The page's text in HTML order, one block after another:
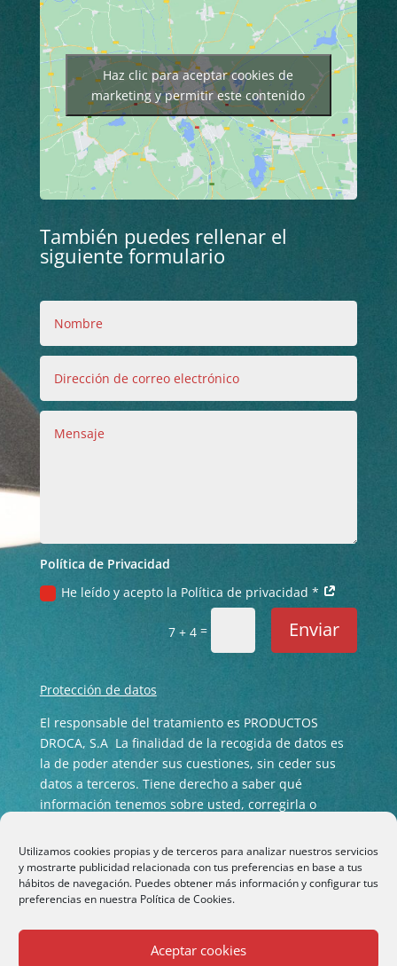
Utilizamos cookies propias y de terceros para analizar nuestros servicios
y mostrarte publicidad relacionada con tus preferencias en base a tus
hábitos de navegación. Puedes obtener más información y configurar tus
preferencias en nuestra Política de Cookies.
Aceptar cookies
Haz clic para aceptar cookies de
marketing y permitir este contenido
También puedes rellenar el
siguiente formulario
Política de Privacidad
He leído y acepto la Política de privacidad *
7 + 4 = Enviar
Protección de datos
El responsable del tratamiento es PRODUCTOS
DROCA, S.A La finalidad de la recogida de datos es
la de poder atender sus cuestiones, sin ceder sus
datos a terceros. Tiene derecho a saber qué
información tenemos sobre usted, corregirla o
de privacidad